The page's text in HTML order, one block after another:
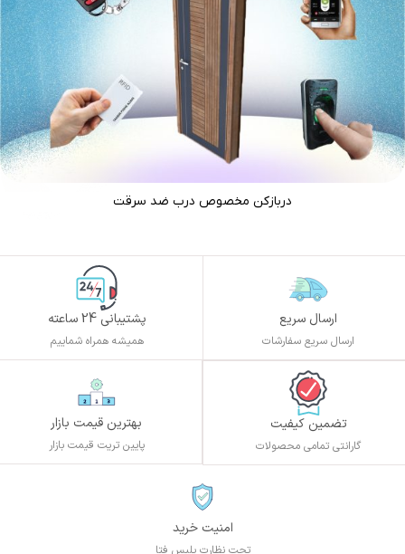
دربازکن مخصوص درب ضد سرقت
ارسال سریع
ارسال سریع سفارشات
پشتیبانی 24 ساعته
همیشه همراه شماییم
تضمین کیفیت
گارانتی تمامی محصولات
بهترین قیمت بازار
پایین تریت قیمت بازار
امنیت خرید
تحت نظارت پلیس فتا